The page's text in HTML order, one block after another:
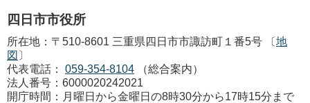
四日市市役所
所在地：〒510-8601 三重県四日市市諏訪町１番5号 〔地
図 〕
代表電話：
059-354-8104
（総合案内）
法人番号：6000020242021
開庁時間：月曜日から金曜日の8時30分から17時15分まで